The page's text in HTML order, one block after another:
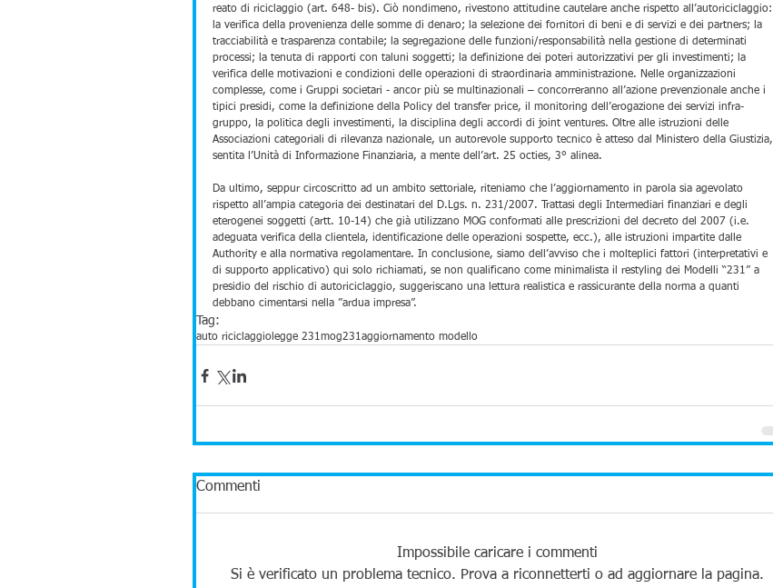
reato di riciclaggio (art. 648- bis). Ciò nondimeno, rivestono attitudine cautelare anche rispetto all’autoriciclaggio:
la verifica della provenienza delle somme di denaro; la selezione dei fornitori di beni e di servizi e dei partners; la
tracciabilità e trasparenza contabile; la segregazione delle funzioni/responsabilità nella gestione di determinati
processi; la tenuta di rapporti con taluni soggetti; la definizione dei poteri autorizzativi per gli investimenti; la
verifica delle motivazioni e condizioni delle operazioni di straordinaria amministrazione. Nelle organizzazioni
complesse, come i Gruppi societari - ancor più se multinazionali – concorreranno all’azione prevenzionale anche i
tipici presidi, come la definizione della Policy del transfer price, il monitoring dell’erogazione dei servizi infra-
gruppo, la politica degli investimenti, la disciplina degli accordi di joint ventures. Oltre alle istruzioni delle
Associazioni categoriali di rilevanza nazionale, un autorevole supporto tecnico è atteso dal Ministero della Giustizia,
sentita l’Unità di Informazione Finanziaria, a mente dell’art. 25 octies, 3° alinea.
Da ultimo, seppur circoscritto ad un ambito settoriale, riteniamo che l’aggiornamento in parola sia agevolato
rispetto all’ampia categoria dei destinatari del D.Lgs. n. 231/2007. Trattasi degli Intermediari finanziari e degli
eterogenei soggetti (artt. 10-14) che già utilizzano MOG conformati alle prescrizioni del decreto del 2007 (i.e.
adeguata verifica della clientela, identificazione delle operazioni sospette, ecc.), alle istruzioni impartite dalle
Authority e alla normativa regolamentare. In conclusione, siamo dell’avviso che i molteplici fattori (interpretativi e
di supporto applicativo) qui solo richiamati, se non qualificano come minimalista il restyling dei Modelli “231” a
presidio del rischio di autoriciclaggio, suggeriscano una lettura realistica e rassicurante della norma a quanti
debbano cimentarsi nella ”ardua impresa”.
Tag:
auto riciclaggio legge 231mog231aggiornamento modello
Commenti
Impossibile caricare i commenti
Si è verificato un problema tecnico. Prova a riconnetterti o ad aggiornare la pagina.